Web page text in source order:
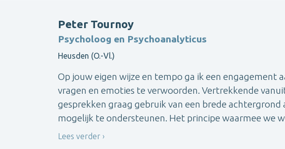
Peter Tournoy
Psycholoog en Psychoanalyticus
Heusden (O.-Vl.)
Op jouw eigen wijze en tempo ga ik een engagement
vragen en emoties te verwoorden. Vertrekkende
gesprekken graag gebruik van een brede achtergrond
mogelijk te ondersteunen. Het principe waarmee we
Lees verder